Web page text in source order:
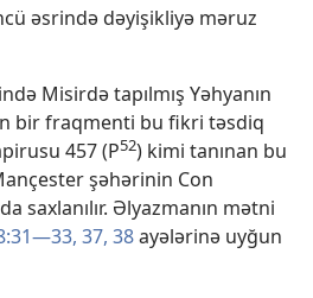
əsrində dəyişikliyə məruz
Misirdə tapılmış Yəhyanın
bir fraqmenti bu fikri təsdiq
457 (P52) kimi tanınan bu
şəhərinin Con
saxlanılır. Əlyazmanın mətni
37, 38ayələrinə uyğun